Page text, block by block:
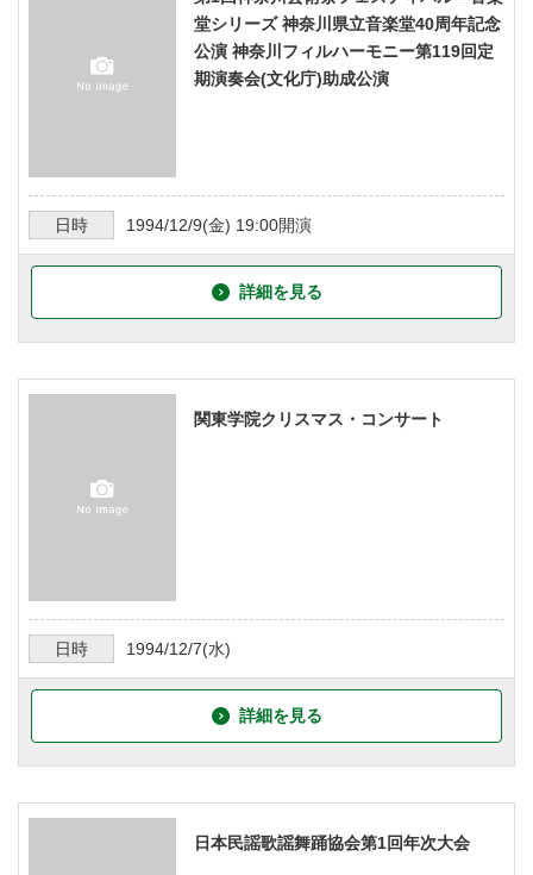
堂シリーズ 神奈川県立音楽堂40周年記念
公演 神奈川フィルハーモニー第119回定
期演奏会(文化庁)助成公演
日時 1994/12/9(金) 19:00開演
詳細を見る
関東学院クリスマス・コンサート
日時 1994/12/7(水)
詳細を見る
日本民謡歌謡舞踊協会第1回年次大会